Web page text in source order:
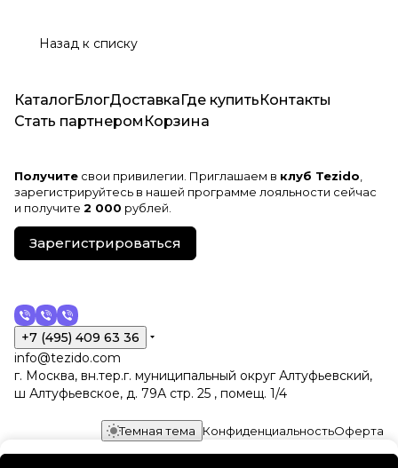
Назад к списку
КаталогБлогДоставкаГде купитьКонтакты
Стать партнером Корзина
Получите свои привилегии. Приглашаем в клуб Tezido
зарегистрируйтесь в нашей программе лояльности сейчас
и получите 2 000 рублей.
Зарегистрироваться
+7 (495) 409 63 36
info@tezido.com
г. Москва, вн.тер.г. муниципальный округ Алтуфьевский,
ш Алтуфьевское, д. 79А стр. 25 , помещ. 1/4
Темная тема КонфиденциальностьОферта